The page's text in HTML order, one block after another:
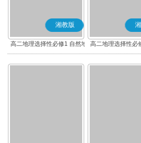
湘教版
高二地理选择性必修1 自然地
理基础
高二地理选择性必
展